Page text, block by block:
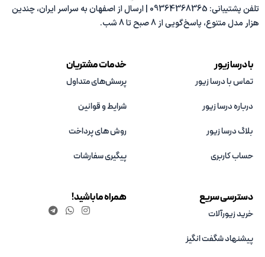
تلفن پشتیبانی: 09364368365 | ارسال از اصفهان به سراسر ایران، چندین
هزار مدل متنوع، پاسخ‌گویی از 8 صبح تا 8 شب.
با درسا زیور
تماس با درسا زیور
درباره درسا زیور
بلاگ درسا زیور
حساب کاربری
خدمات مشتریان
پرسش‌های متداول
شرایط و قوانین
روش های پرداخت
پیگیری سفارشات
دسترسی سریع
خرید زیورآلات
پیشنهاد شگفت انگیز
همراه ما باشید!